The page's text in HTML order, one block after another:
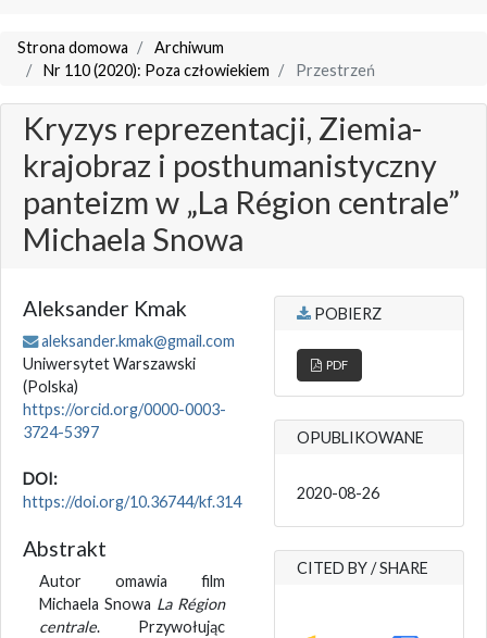
Strona domowa
Archiwum
Nr 110 (2020): Poza człowiekiem
Przestrzeń
Kryzys reprezentacji, Ziemia-
krajobraz i posthumanistyczny
panteizm w „La Région centrale”
Michaela Snowa
Aleksander Kmak
aleksander.kmak@gmail.com
Uniwersytet Warszawski
(Polska)
https://orcid.org/0000-0003-
3724-5397
DOI:
https://doi.org/10.36744/kf.314
Abstrakt
Autor omawia film
Michaela Snowa La Région
centrale. Przywołując
POBIERZ
PDF
OPUBLIKOWANE
2020-08-26
CITED BY / SHARE